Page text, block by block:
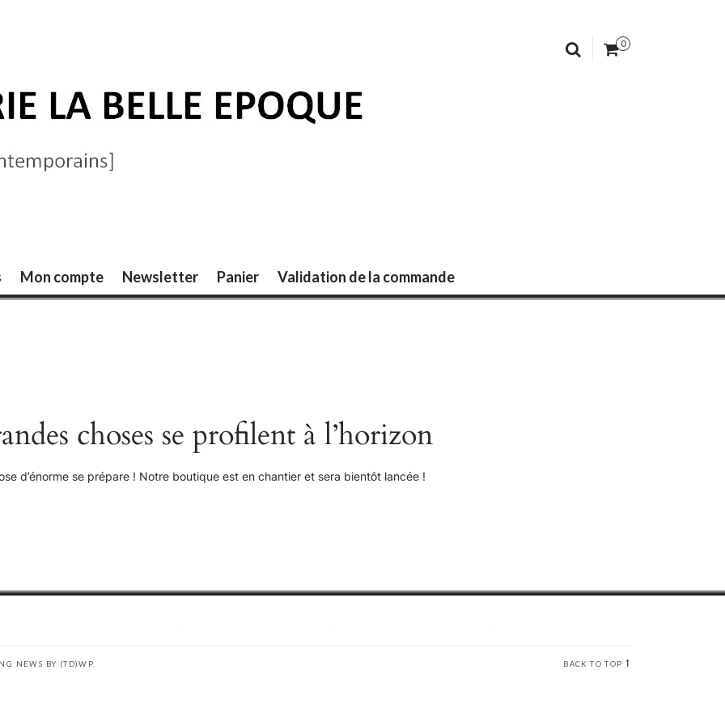
0
Mon compte Newsletter Panier Validation de la commande
choses se profilent à l’horizon
d’énorme se prépare ! Notre boutique est en chantier et sera bientôt lancée !
NEWS BY (TD)WP BACK TO TOP